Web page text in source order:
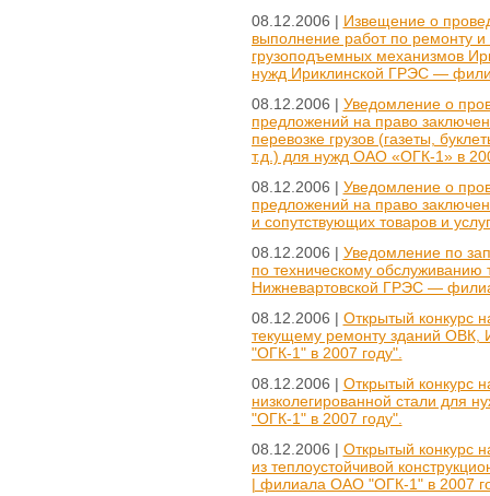
08.12.2006 | Извещение о
выполнение работ по ремонту
грузоподъемных механизмов
нужд Ириклинской ГРЭС —
08.12.2006 | Уведомление о
предложений на право
перевозке грузов (газеты,
т.д.) для нужд ОАО «ОГК-1» в
08.12.2006 | Уведомление о
предложений на право
и сопутствующих товаров и
08.12.2006 | Уведомление по
по техническому обслуживанию
Нижневартовской ГРЭС —
08.12.2006 | Открытый конкурс
текущему ремонту зданий
"ОГК-1" в 2007 году".
08.12.2006 | Открытый конкурс
низколегированной стали для
"ОГК-1" в 2007 году".
08.12.2006 | Открытый конкурс
из теплоустойчивой
| филиала ОАО "ОГК-1" в 2007